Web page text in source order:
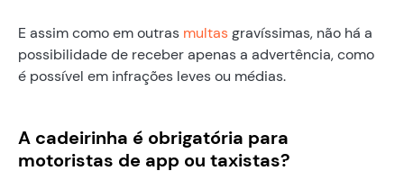
E assim como em outras multasgravíssimas, não há a
possibilidade de receber apenas a advertência, como
é possível em infrações leves ou médias.
A cadeirinha é obrigatória para
motoristas de app ou taxistas?